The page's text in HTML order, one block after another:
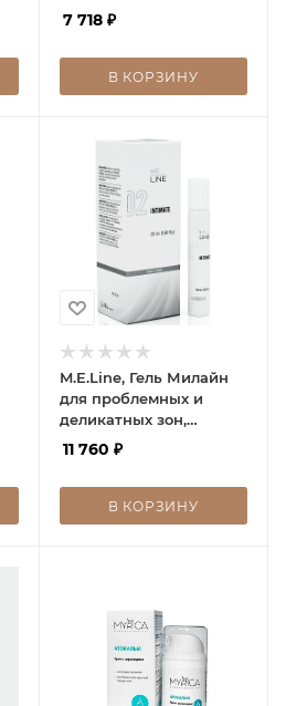
тела, 200 мл
7 718₽
В КОРЗИНУ
M.E.Line, Гель Милайн
для проблемных и
деликатных зон,
M.E.LINE Intimate, 20 г
11 760 ₽
В КОРЗИНУ